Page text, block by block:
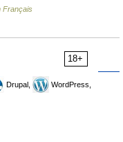
Français
18+
Drupal,
WordPress,